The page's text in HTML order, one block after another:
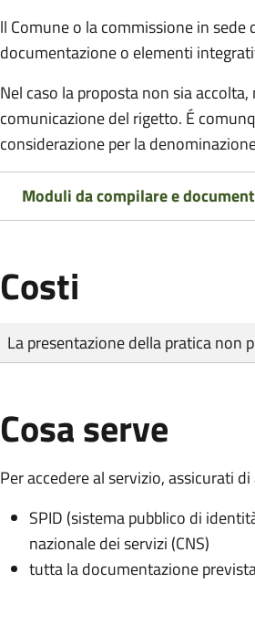
ll Comune o la commissione in
documentazione o elementi
Nel caso la proposta non sia
comunicazione del rigetto. É
considerazione per la
Moduli da compilare e
Costi
Tipo di pagamento
Importo
La presentazione della pratica non
Cosa serve
Per accedere al servizio, assicurati di
SPID (sistema pubblico di
nazionale dei servizi (CNS)
tutta la documentazione